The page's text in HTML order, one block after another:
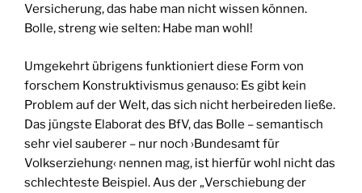
Versicherung, das habe man nicht wissen können.
Bolle, streng wie selten: Habe man wohl!
Umgekehrt übrigens funktioniert diese Form von
forschem Konstruktivismus genauso: Es gibt kein
Problem auf der Welt, das sich nicht herbeireden ließe.
Das jüngste Elaborat des BfV, das Bolle – semantisch
sehr viel sauberer – nur noch ›Bundesamt für
Volkserziehung‹ nennen mag, ist hierfür wohl nicht das
schlechteste Beispiel. Aus der „Verschiebung der